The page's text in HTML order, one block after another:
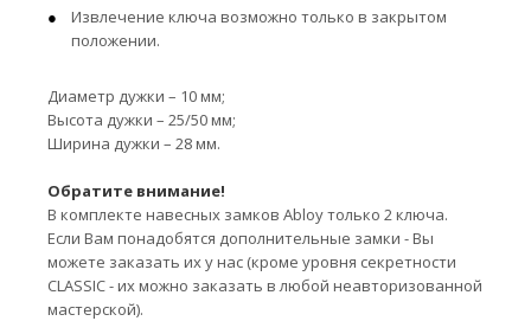
Извлечение ключа возможно только в закрытом
положении.
Диаметр дужки – 10 мм;
Высота дужки – 25/50 мм;
Ширина дужки – 28 мм.
Обратите внимание!
В комплекте навесных замков Abloy только 2 ключа.
Если Вам понадобятся дополнительные замки - Вы
можете заказать их у нас (кроме уровня секретности
CLASSIC - их можно заказать в любой неавторизованной
мастерской).